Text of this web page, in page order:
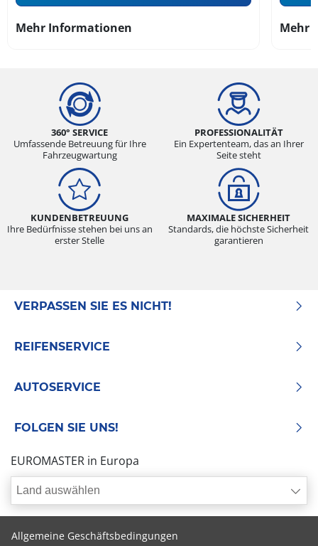
Mehr Informationen Mehr
360° SERVICE
Umfassende Betreuung für Ihre
Fahrzeugwartung
PROFESSIONALITÄT
Ein Expertenteam, das an Ihrer
Seite steht
KUNDENBETREUUNG
Ihre Bedürfnisse stehen bei uns an
erster Stelle
MAXIMALE SICHERHEIT
Standards, die höchste Sicherheit
garantieren
VERPASSEN SIE ES NICHT!
REIFENSERVICE
AUTOSERVICE
FOLGEN SIE UNS!
EUROMASTER in Europa
Land auswählen
Allgemeine Geschäftsbedingungen